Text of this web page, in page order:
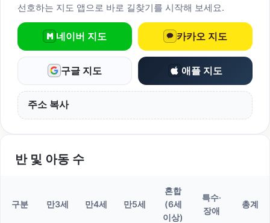
선호하는 지도 앱으로 바로 길찾기를 시작해 보세요.
네이버 지도 카카오 지도
구글 지도 애플 지도
주소 복사
반 및 아동 수
구분 만3세 만4세 만5세
혼합
(6세
이상)
특수·
장애
총계